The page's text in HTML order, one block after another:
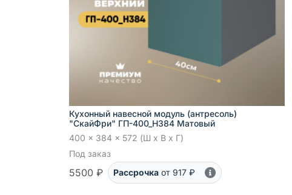
Кухонный навесной модуль (антресоль)
"СкайФри" ГП-400_Н384 Матовый
400 x 384 x 572 (Ш x В x Г)
Под заказ
5500 ₽ Рассрочка от 917 ₽